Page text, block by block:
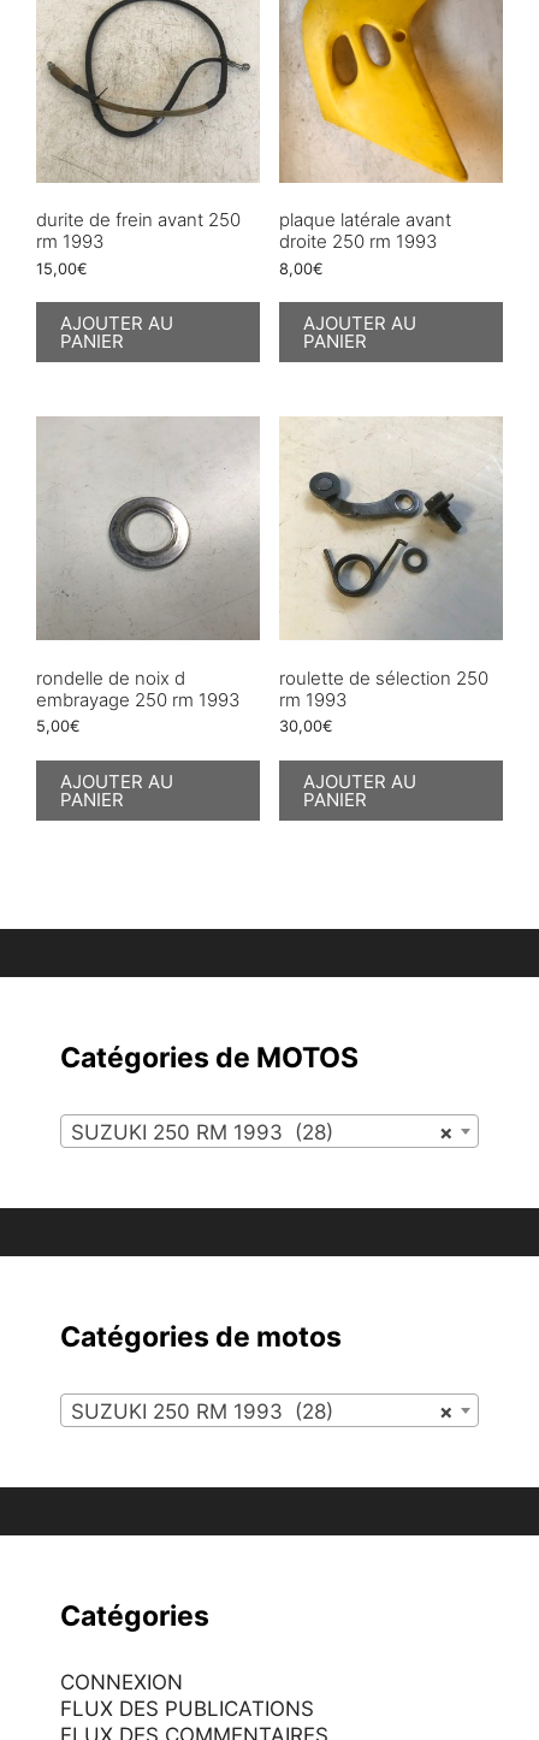
durite de frein avant 250
rm 1993
15,00€
AJOUTER AU
PANIER
plaque latérale avant
droite 250 rm 1993
8,00€
AJOUTER AU
PANIER
rondelle de noix d
embrayage 250 rm 1993
5,00€
AJOUTER AU
PANIER
roulette de sélection 250
rm 1993
30,00€
AJOUTER AU
PANIER
Catégories de MOTOS
×
SUZUKI 250 RM 1993 (28)
Catégories de motos
×
SUZUKI 250 RM 1993 (28)
Catégories
CONNEXION
FLUX DES PUBLICATIONS
FLUX DES COMMENTAIRES